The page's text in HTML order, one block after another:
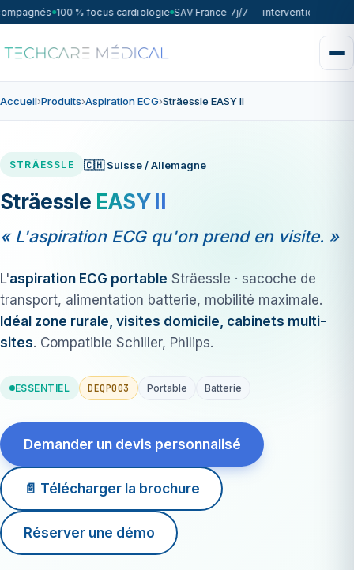
100 % focus cardiologie SAV France 7j/7 — intervention sous
Accueil›Produits›Aspiration ECG›Sträessle EASY II
STRÄESSLE 🇨🇭 Suisse / Allemagne
Sträessle EASY II
« L'aspiration ECG qu'on prend en visite. »
L'aspiration ECG portable Sträessle · sacoche de
transport, alimentation batterie, mobilité maximale.
Idéal zone rurale, visites domicile, cabinets multi-
sites. Compatible Schiller, Philips.
ESSENTIEL DEQP003 Portable Batterie
Demander un devis personnalisé
📄 Télécharger la brochure
Réserver une démo
Batterie
autonome